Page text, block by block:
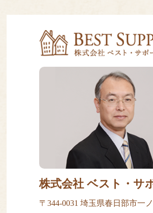
株式会社 ベスト・サ
〒344-0031 埼玉県春日部市一